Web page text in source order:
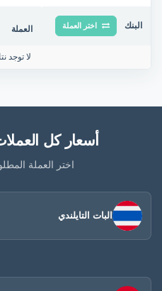
البنك اختر العملة العملة
لا توجد
أسعار كل
اختر العملة
البات التايلندي